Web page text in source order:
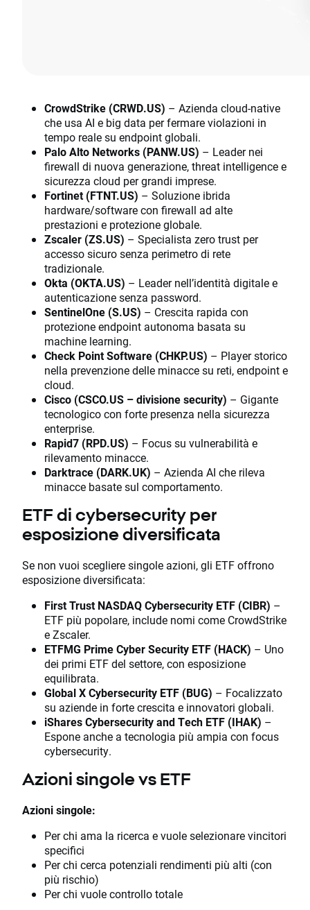
CrowdStrike (CRWD.US) – Azienda cloud-native
che usa AI e big data per fermare violazioni in
tempo reale su endpoint globali.
Palo Alto Networks (PANW.US) – Leader nei
firewall di nuova generazione, threat intelligence e
sicurezza cloud per grandi imprese.
Fortinet (FTNT.US) – Soluzione ibrida
hardware/software con firewall ad alte
prestazioni e protezione globale.
Zscaler (ZS.US) – Specialista zero trust per
accesso sicuro senza perimetro di rete
tradizionale.
Okta (OKTA.US) – Leader nell’identità digitale e
autenticazione senza password.
SentinelOne (S.US) – Crescita rapida con
protezione endpoint autonoma basata su
machine learning.
Check Point Software (CHKP.US) – Player storico
nella prevenzione delle minacce su reti, endpoint e
cloud.
Cisco (CSCO.US – divisione security) – Gigante
tecnologico con forte presenza nella sicurezza
enterprise.
Rapid7 (RPD.US) – Focus su vulnerabilità e
rilevamento minacce.
Darktrace (DARK.UK) – Azienda AI che rileva
minacce basate sul comportamento.
ETF di cybersecurity per
esposizione diversificata
Se non vuoi scegliere singole azioni, gli ETF offrono
esposizione diversificata:
First Trust NASDAQ Cybersecurity ETF (CIBR) –
ETF più popolare, include nomi come CrowdStrike
e Zscaler.
ETFMG Prime Cyber Security ETF (HACK) – Uno
dei primi ETF del settore, con esposizione
equilibrata.
Global X Cybersecurity ETF (BUG) – Focalizzato
su aziende in forte crescita e innovatori globali.
iShares Cybersecurity and Tech ETF (IHAK) –
Espone anche a tecnologia più ampia con focus
cybersecurity.
Azioni singole vs ETF
Azioni singole:
Per chi ama la ricerca e vuole selezionare vincitori
specifici
Per chi cerca potenziali rendimenti più alti (con
più rischio)
Per chi vuole controllo totale